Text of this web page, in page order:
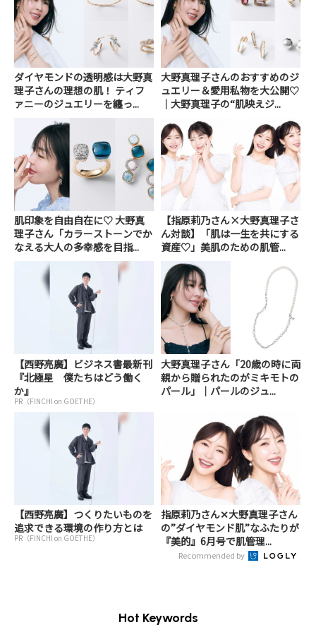
ダイヤモンドの透明感は大野真
理子さんの理想の肌！ ティフ
ァニーのジュエリーを纏っ...
大野真理子さんのおすすめのジ
ュエリー＆愛用私物を大公開♡
｜大野真理子の“肌映えジ...
肌印象を自由自在に♡ 大野真
理子さん「カラーストーンでか
なえる大人の多幸感を目指...
【指原莉乃さん×大野真理子さ
ん対談】「肌は一生を共にする
資産♡」美肌のための肌管...
【西野亮廣】ビジネス書最新刊
『北極星 僕たちはどう働く
か』
PR（FINCHI on GOETHE）
大野真理子さん「20歳の時に両
親から贈られたのがミキモトの
パール」｜パールのジュ...
【西野亮廣】つくりたいものを
追求できる環境の作り方とは
PR（FINCHI on GOETHE）
指原莉乃さん✕大野真理子さん
の”ダイヤモンド肌”なふたりが
『美的』6月号で肌管理...
Recommended by
Hot Keywords